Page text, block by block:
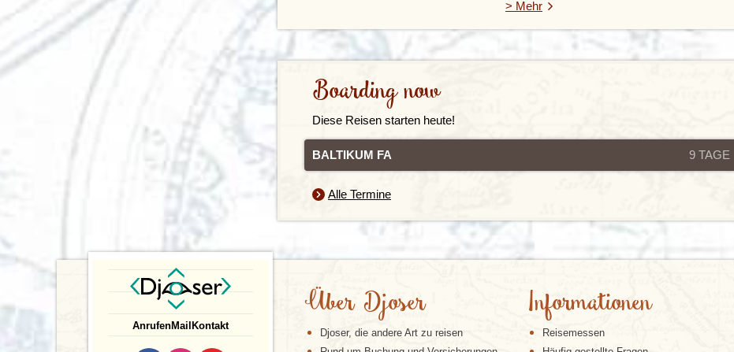
> Mehr
Boarding now
Diese Reisen starten heute!
BALTIKUM FA 9 TAGE
Alle Termine
AnrufenMail Kontakt
Über Djoser
Djoser, die andere Art zu reisen
Informationen
Reisemessen